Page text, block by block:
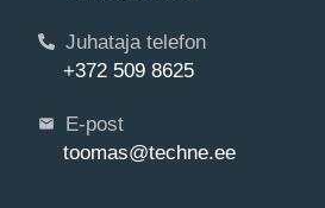
Juhataja telefon
+372 509 8625
E-post
toomas@techne.ee